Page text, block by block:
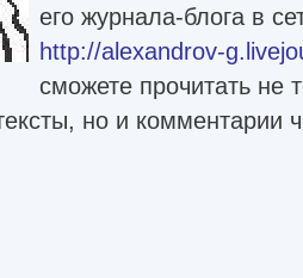
его журнала-блога в
http://alexandrov-
сможете прочитать не
но и комментарии